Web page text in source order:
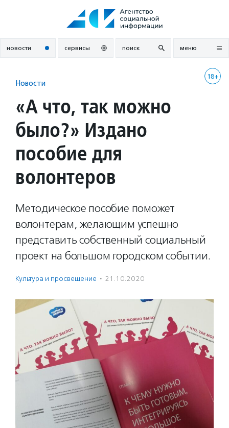
новости сервисы поиск меню
18+
Новости
«А что, так можно
было?» Издано
пособие для
волонтеров
Методическое пособие поможет
волонтерам, желающим успешно
представить собственный социальный
проект на большом городском событии.
Культура и просвещение · 21.10.2020